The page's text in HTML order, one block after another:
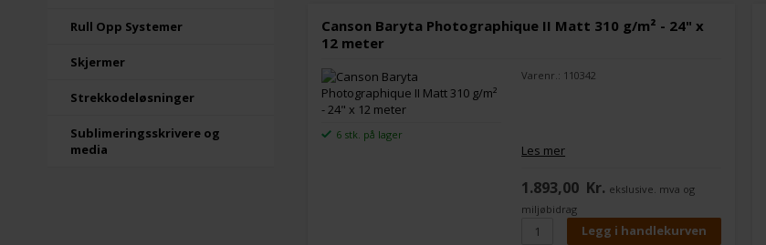
Rull Opp Systemer
Skjermer
Strekkodeløsninger
Sublimeringsskrivere og
media
Canson Baryta Photographique II Matt 310 g/m² - 24" x
12 meter
6 stk. på lager
Varenr.: 110342
Les mer
1.893,00 Kr. ekslusive. mva og
miljøbidrag